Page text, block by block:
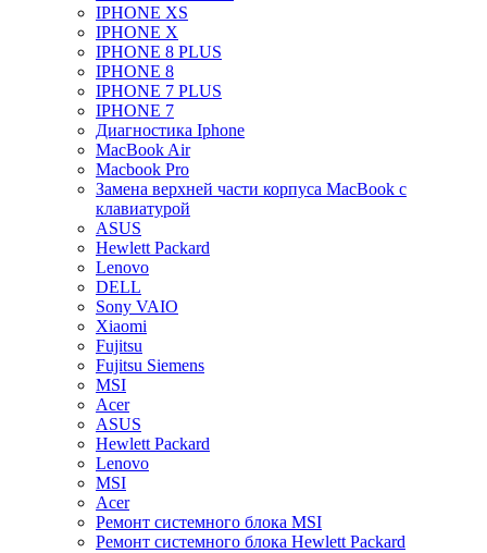
IPHONE XS
IPHONE X
IPHONE 8 PLUS
IPHONE 8
IPHONE 7 PLUS
IPHONE 7
Диагностика Iphone
MacBook Air
Macbook Pro
Замена верхней части корпуса MacBook с
клавиатурой
ASUS
Hewlett Packard
Lenovo
DELL
Sony VAIO
Xiaomi
Fujitsu
Fujitsu Siemens
MSI
Acer
ASUS
Hewlett Packard
Lenovo
MSI
Acer
Ремонт системного блока MSI
Ремонт системного блока Hewlett Packard